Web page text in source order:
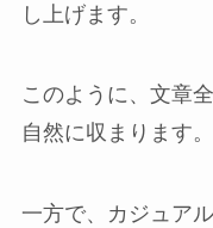
し上げます。
このように、文章
自然に収まります。
一方で、カジュア